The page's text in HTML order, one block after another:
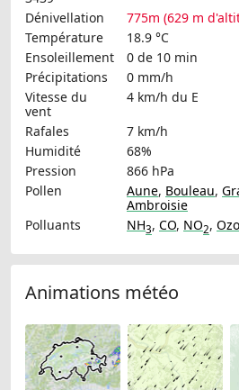
Dénivellation
775m (629 m
Température
18.9 °C
Ensoleillement
0 de 10 min
Précipitations
0 mm/h
Vitesse du
vent
4 km/h du E
Rafales
7 km/h
Humidité
68%
Pression
866 hPa
Pollen
Aune, Bouleau,
Ambroisie
Polluants
NH3, CO, NO2,
Animations météo